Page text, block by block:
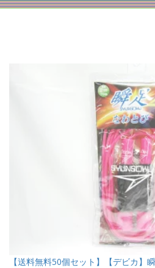
【送料無料50個セット】【デビカ